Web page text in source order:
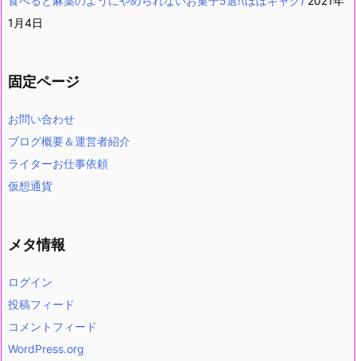
1月4日
固定ページ
お問い合わせ
ブログ概要＆運営者紹介
ライターお仕事依頼
仮想通貨
メタ情報
ログイン
投稿フィード
コメントフィード
WordPress.org